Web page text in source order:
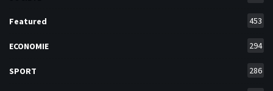
Featured 453
ECONOMIE 294
SPORT 286